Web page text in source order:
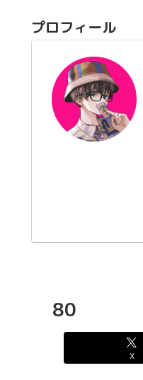
プロフィール
80
X